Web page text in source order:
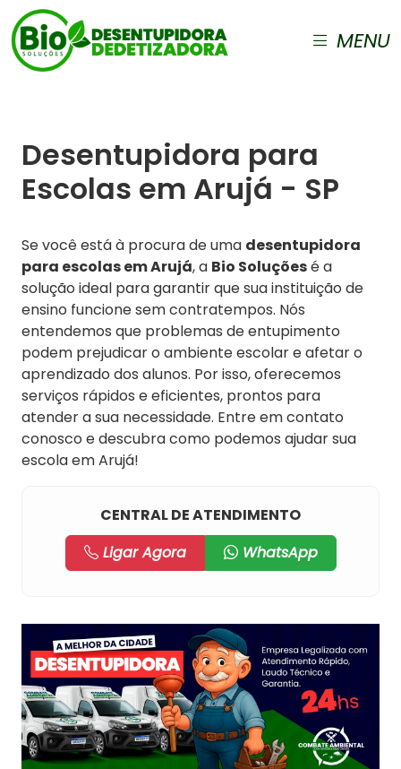
MENU
Desentupidora para
Escolas em Arujá - SP
Se você está à procura de uma desentupidora
para escolas em Arujá, a Bio Soluçõesé a
solução ideal para garantir que sua instituição de
ensino funcione sem contratempos. Nós
entendemos que problemas de entupimento
podem prejudicar o ambiente escolar e afetar o
aprendizado dos alunos. Por isso, oferecemos
serviços rápidos e eficientes, prontos para
atender a sua necessidade. Entre em contato
conosco e descubra como podemos ajudar sua
escola em Arujá!
CENTRAL DE ATENDIMENTO
Ligar Agora
WhatsApp